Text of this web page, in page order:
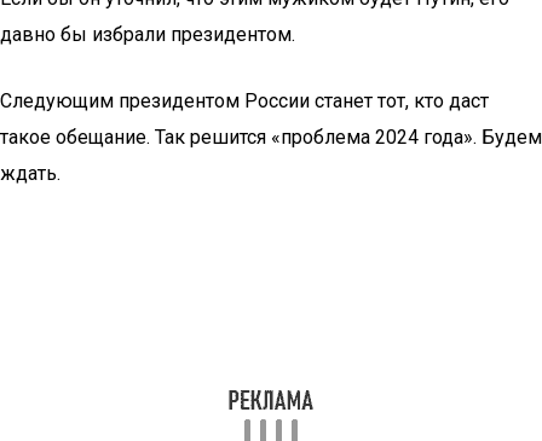
давно бы избрали президентом.
Следующим президентом России станет тот, кто даст
такое обещание. Так решится «проблема 2024 года». Будем
ждать.